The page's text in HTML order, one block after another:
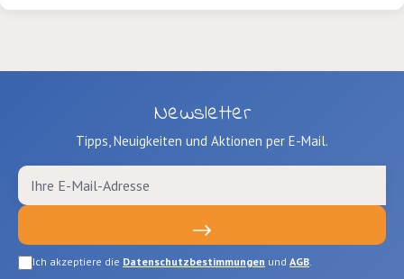
Newsletter
Tipps, Neuigkeiten und Aktionen per E-Mail.
Ich akzeptiere die Datenschutzbestimmungen und AGB.